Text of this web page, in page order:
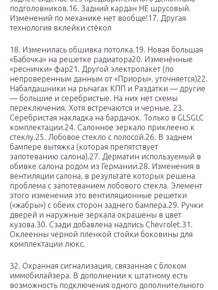
подголовников.16. Задний кардан НЕ шрусовый.
Изменений по механике нет вообще!17. Другая
технология вклейки стёкол
18. Изменилась обшивка потолка.19. Новая большая
«Бабочка» на решетке радиатора20. Изменённые
«реснички» фар21. Другой электропакет (по
непроверенным данным от «Приоры». уточняется)22.
Набалдашники на рычагах КПП и Раздатки — другие
— большие и серебристые. На них нет схемы
переключения. Хотя встречаются и черные. 23.
Серебристая накладка на бардачок. Только в GLSGLC
комплектации.24. Салонное зеркало приклеено к
стеклу.25. Лобовое стекло с полосой.26. В заднем
бампере вытяжка (которая препятствует
запотеванию салона).27. Дерматин используемый в
обивке салона родом из Германии.28. Изменения в
вентиляции салона, в результате которых решена
проблема с запотеванием лобового стекла. Элемент
этого изменения это вентиляционные решетки
(«жабры») с обеих сторон заднего бампера.29. Ручки
дверей и наружные зеркала окрашены в цвет
кузова.30. Сзади добавлена надпись Chevrolet.31.
Оклеенны черной пленкой стойки боковины для
комплектации люкс.
32. Охранная сигнализация, связанная с блоком
иммобилайзера. В дополнении к штатному есть
возможность подключения одного дополнительного